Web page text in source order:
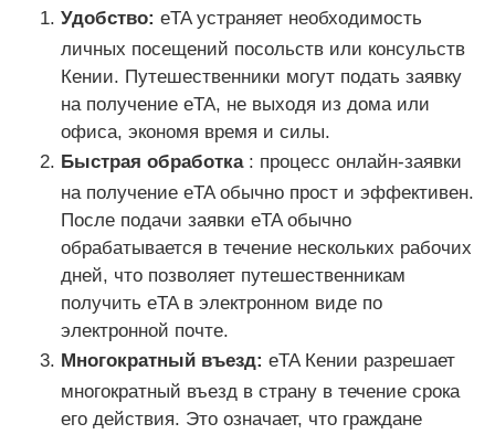
Удобство: eTA устраняет необходимость
личных посещений посольств или консульств
Кении. Путешественники могут подать заявку
на получение eTA, не выходя из дома или
офиса, экономя время и силы.
Быстрая обработка: процесс онлайн-заявки
на получение eTA обычно прост и эффективен.
После подачи заявки eTA обычно
обрабатывается в течение нескольких рабочих
дней, что позволяет путешественникам
получить eTA в электронном виде по
электронной почте.
Многократный въезд: eTA Кении разрешает
многократный въезд в страну в течение срока
его действия. Это означает, что граждане